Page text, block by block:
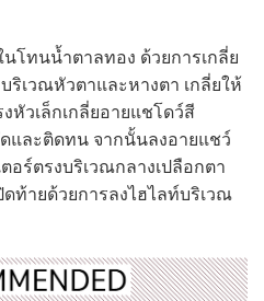
โทนน้ำตาลทอง ด้วยการเกลี่ย
ริเวณหัวตาและหางตา เกลี่ยให้
หัวเล็กเกลี่ยอายแชโดว์สี
และติดทน จากนั้นลงอายแชว์
อร์ตรงบริเวณกลางเปลือกตา
ท้ายด้วยการลงไฮไลท์บริเวณ